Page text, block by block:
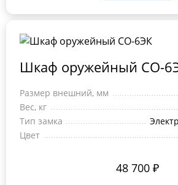
Шкаф оружейный СО-
Размер внешний, мм
Вес, кг
Тип замка
Цвет
48 700 ₽